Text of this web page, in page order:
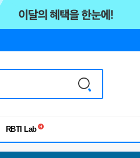
독서유형검사